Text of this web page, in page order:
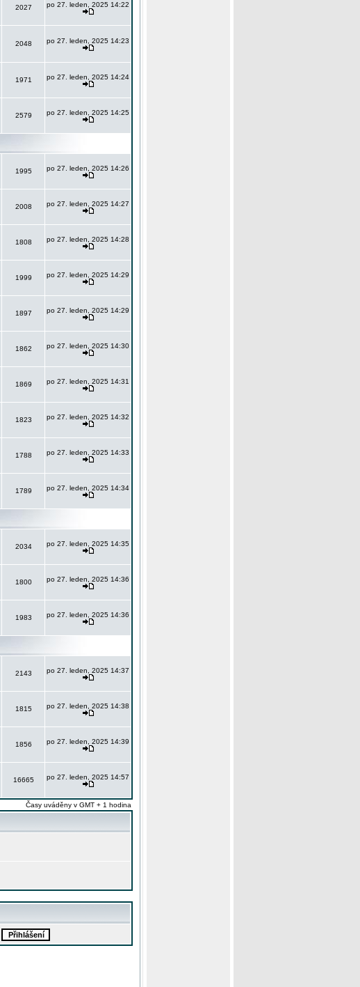
2027 po 27. leden, 2025 14:22
2048 po 27. leden, 2025 14:23
1971 po 27. leden, 2025 14:24
2579 po 27. leden, 2025 14:25
1995 po 27. leden, 2025 14:26
2008 po 27. leden, 2025 14:27
1808 po 27. leden, 2025 14:28
1999 po 27. leden, 2025 14:29
1897 po 27. leden, 2025 14:29
1862 po 27. leden, 2025 14:30
1869 po 27. leden, 2025 14:31
1823 po 27. leden, 2025 14:32
1788 po 27. leden, 2025 14:33
1789 po 27. leden, 2025 14:34
2034 po 27. leden, 2025 14:35
1800 po 27. leden, 2025 14:36
1983 po 27. leden, 2025 14:36
2143 po 27. leden, 2025 14:37
1815 po 27. leden, 2025 14:38
1856 po 27. leden, 2025 14:39
16665 po 27. leden, 2025 14:57
Časy uváděny v GMT + 1 hodina